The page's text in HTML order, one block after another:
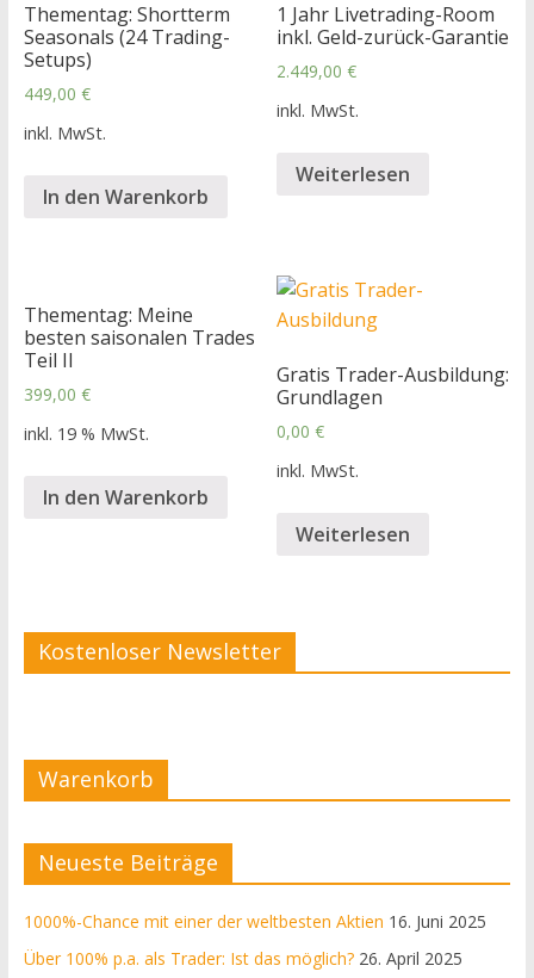
Thementag: Shortterm
Seasonals (24 Trading-
Setups)
449,00 €
inkl. MwSt.
In den Warenkorb
1 Jahr Livetrading-Room
inkl. Geld-zurück-Garantie
2.449,00€
inkl. MwSt.
Weiterlesen
Thementag: Meine
besten saisonalen Trades
Teil II
399,00 €
inkl. 19 % MwSt.
In den Warenkorb
Gratis Trader-Ausbildung:
Grundlagen
0,00€
inkl. MwSt.
Weiterlesen
Kostenloser Newsletter
Warenkorb
Neueste Beiträge
1000%-Chance mit einer der weltbesten Aktien 16. Juni 2025
Über 100% p.a. als Trader: Ist das möglich? 26. April 2025